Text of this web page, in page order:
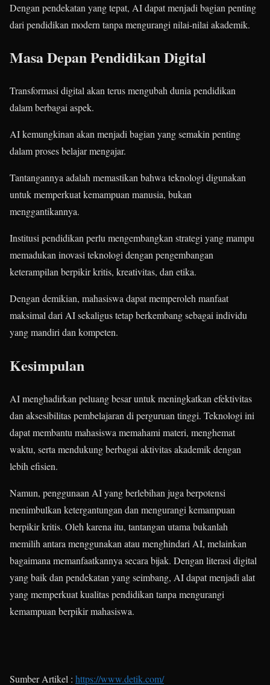
Dengan pendekatan yang tepat, AI dapat menjadi bagian penting
dari pendidikan modern tanpa mengurangi nilai-nilai akademik.
Masa Depan Pendidikan Digital
Transformasi digital akan terus mengubah dunia pendidikan
dalam berbagai aspek.
AI kemungkinan akan menjadi bagian yang semakin penting
dalam proses belajar mengajar.
Tantangannya adalah memastikan bahwa teknologi digunakan
untuk memperkuat kemampuan manusia, bukan
menggantikannya.
Institusi pendidikan perlu mengembangkan strategi yang mampu
memadukan inovasi teknologi dengan pengembangan
keterampilan berpikir kritis, kreativitas, dan etika.
Dengan demikian, mahasiswa dapat memperoleh manfaat
maksimal dari AI sekaligus tetap berkembang sebagai individu
yang mandiri dan kompeten.
Kesimpulan
AI menghadirkan peluang besar untuk meningkatkan efektivitas
dan aksesibilitas pembelajaran di perguruan tinggi. Teknologi ini
dapat membantu mahasiswa memahami materi, menghemat
waktu, serta mendukung berbagai aktivitas akademik dengan
lebih efisien.
Namun, penggunaan AI yang berlebihan juga berpotensi
menimbulkan ketergantungan dan mengurangi kemampuan
berpikir kritis. Oleh karena itu, tantangan utama bukanlah
memilih antara menggunakan atau menghindari AI, melainkan
bagaimana memanfaatkannya secara bijak. Dengan literasi digital
yang baik dan pendekatan yang seimbang, AI dapat menjadi alat
yang memperkuat kualitas pendidikan tanpa mengurangi
kemampuan berpikir mahasiswa.
Sumber Artikel : https://www.detik.com/